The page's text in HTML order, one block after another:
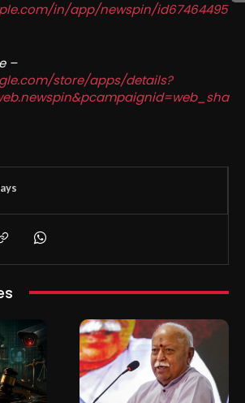
in/app/newspin/id67464495
–
store/apps/details?